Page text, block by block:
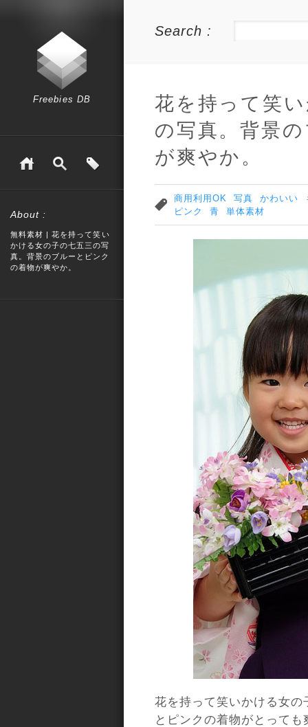
Freebies DB
About :
無料素材 | 花を持って笑い
かける女の子の七五三の写
真。背景のブルーとピンク
の着物が爽やか。
Search :
花を持って笑
の写真。背景
が爽やか。
商用利用OK 写真 かわいい
ピンク
青 単体素材
花を持って笑いかける女
とピンクの着物がとって